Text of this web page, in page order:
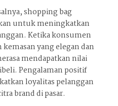
shopping bag
untuk meningkatkan
Ketika konsumen
yang elegan dan
mendapatkan nilai
Pengalaman positif
loyalitas pelanggan
brand di pasar.